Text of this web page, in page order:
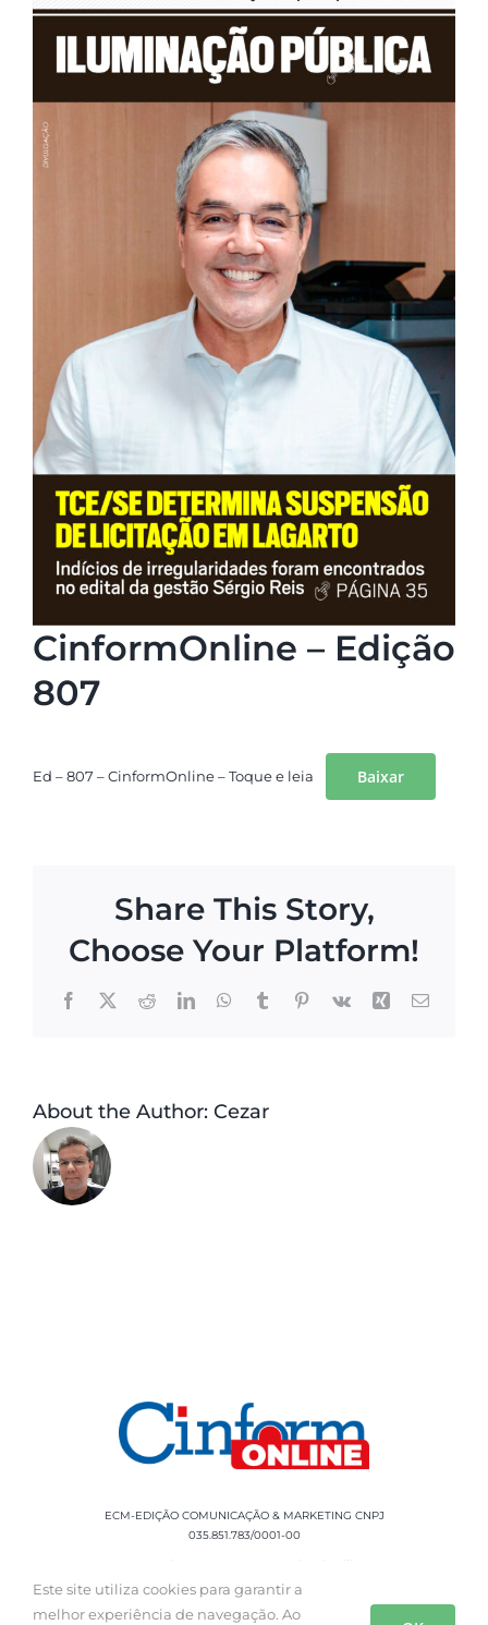
CinformOnline – Edição
807
Ed – 807 – CinformOnline – Toque e leia Baixar
Share This Story,
Choose Your Platform!
Facebook
X RedditLinkedInWhatsApp
TumblrPinterest
Vk Xing Email
About the Author: Cezar
ECM-EDIÇÃO COMUNICAÇÃO & MARKETING CNPJ
035.851.783/0001-00
Rua Sílvio Cesar Leite, 90 Salgado Filho -
Aracaju, SE, CEP: 49020-060 Fone: +55 79
Este site utiliza cookies para garantir a
melhor experiência de navegação. Ao